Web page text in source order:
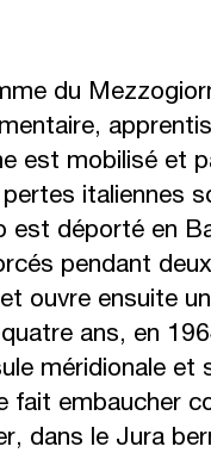
du
est mobilisé et
italiennes
est déporté en
pendant
ouvre ensuite
ans, en
méridionale et
fait embaucher
dans le Jura